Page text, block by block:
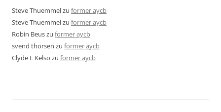
Steve Thuemmelzu former aycb
Steve Thuemmelzu former aycb
Robin Beuszu former aycb
svend thorsen zu former aycb
Clyde E Kelso zu former aycb